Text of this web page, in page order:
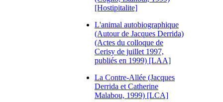
[Hostipitalite]
L'animal autobiographique
(Autour de Jacques Derrida)
(Actes du colloque de
Cerisy de juillet 1997,
publiés en 1999) [LAA]
La Contre-Allée (Jacques
Derrida et Catherine
Malabou, 1999) [LCA]